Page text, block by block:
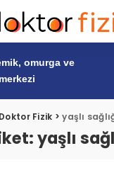
omurga ve
Doktor Fizik >yaşlı
yaşlı